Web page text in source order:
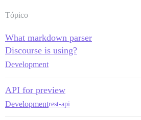
Tópico
What markdown parser
Discourse is using?
Development
API for preview
Developmentrest-api